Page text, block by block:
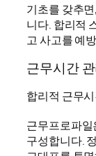
기초를 갖추
니다. 합리적
고 사고를 예
근무시간
합리적 근무
근무프로파일
구성합니다.